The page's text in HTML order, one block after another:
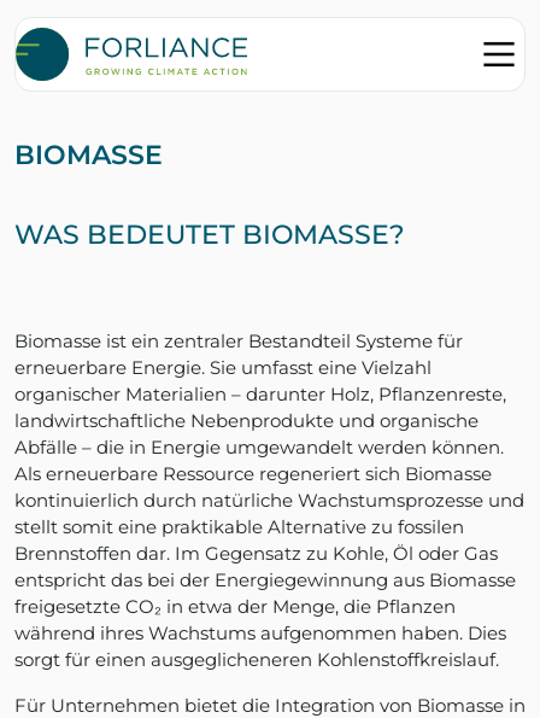
BIOMASSE
WAS BEDEUTET BIOMASSE?
Biomasse ist ein zentraler Bestandteil Systeme für
erneuerbare Energie. Sie umfasst eine Vielzahl
organischer Materialien – darunter Holz, Pflanzenreste,
landwirtschaftliche Nebenprodukte und organische
Abfälle – die in Energie umgewandelt werden können.
Als erneuerbare Ressource regeneriert sich Biomasse
kontinuierlich durch natürliche Wachstumsprozesse und
stellt somit eine praktikable Alternative zu fossilen
Brennstoffen dar. Im Gegensatz zu Kohle, Öl oder Gas
entspricht das bei der Energiegewinnung aus Biomasse
freigesetzte CO₂ in etwa der Menge, die Pflanzen
während ihres Wachstums aufgenommen haben. Dies
sorgt für einen ausgeglicheneren Kohlenstoffkreislauf.
Für Unternehmen bietet die Integration von Biomasse in